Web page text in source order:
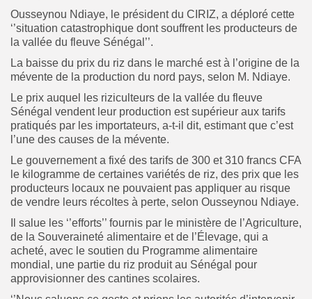
Ousseynou Ndiaye, le président du CIRIZ, a déploré cette
‘’situation catastrophique dont souffrent les producteurs de
la vallée du fleuve Sénégal’’.
La baisse du prix du riz dans le marché est à l’origine de la
mévente de la production du nord pays, selon M. Ndiaye.
Le prix auquel les riziculteurs de la vallée du fleuve
Sénégal vendent leur production est supérieur aux tarifs
pratiqués par les importateurs, a-t-il dit, estimant que c’est
l’une des causes de la mévente.
Le gouvernement a fixé des tarifs de 300 et 310 francs CFA
le kilogramme de certaines variétés de riz, des prix que les
producteurs locaux ne pouvaient pas appliquer au risque
de vendre leurs récoltes à perte, selon Ousseynou Ndiaye.
Il salue les ‘’efforts’’ fournis par le ministère de l’Agriculture,
de la Souveraineté alimentaire et de l’Élevage, qui a
acheté, avec le soutien du Programme alimentaire
mondial, une partie du riz produit au Sénégal pour
approvisionner des cantines scolaires.